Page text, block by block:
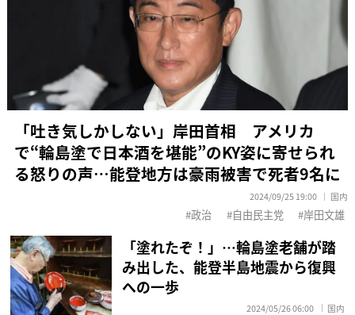
「吐き気しかしない」岸田首相 アメリカ
で“輪島塗で日本酒を堪能”のKY姿に寄せられ
る怒りの声…能登地方は豪雨被害で死者9名に
2024/09/25 19:00 国内
政治 自由民主党 岸田文雄
「塗れたぞ！」…輪島塗老舗が踏
み出した、能登半島地震から復興
への一歩
2024/05/26 06:00 国内